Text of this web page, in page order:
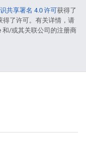
共享署名 4.0 许可获得了
得了许可。有关详情，请
和/或其关联公司的注册商